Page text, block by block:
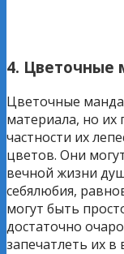
4. Цветочные
Цветочные
материала, но
частности их
цветов. Они
вечной жизни
себялюбия,
могут быть
достаточно
запечатлеть их